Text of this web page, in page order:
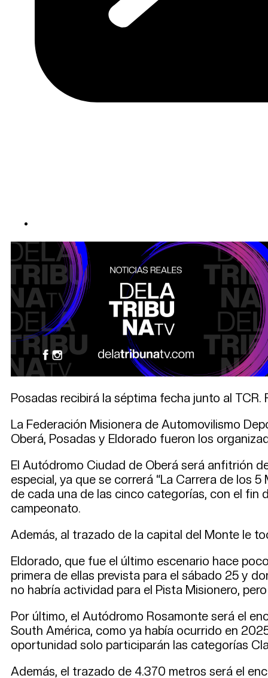
Posadas recibirá la séptima fecha junto al
La Federación Misionera de Automovilismo
Oberá, Posadas y Eldorado fueron los
El Autódromo Ciudad de Oberá será anfitrión
especial, ya que se correrá “La Carrera de los
de cada una de las cinco categorías, con el fin
campeonato.
Además, al trazado de la capital del Monte le
Eldorado, que fue el último escenario hace
primera de ellas prevista para el sábado 25 y
no habría actividad para el Pista Misionero,
Por último, el Autódromo Rosamonte será el
South América, como ya había ocurrido en
oportunidad solo participarán las categorías
Además, el trazado de 4.370 metros será el